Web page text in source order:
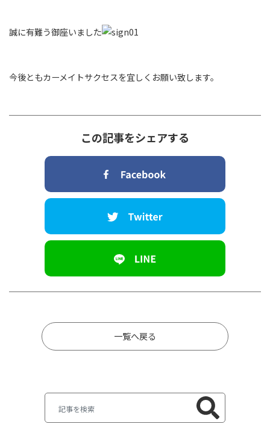
誠に有難う御座いました
今後ともカーメイトサクセスを宜しくお願い致します。
この記事をシェアする
一覧へ戻る